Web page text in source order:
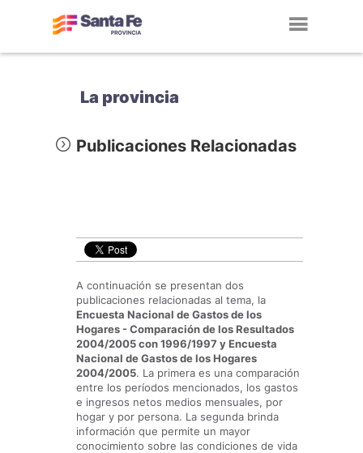
La provincia
Publicaciones Relacionadas
A continuación se presentan dos
publicaciones relacionadas al tema, la
Encuesta Nacional de Gastos de los
Hogares - Comparación de los Resultados
2004/2005 con 1996/1997 yEncuesta
Nacional de Gastos de los Hogares
2004/2005. La primera es una comparación
entre los períodos mencionados, los gastos
e ingresos netos medios mensuales, por
hogar y por persona. La segunda brinda
información que permite un mayor
conocimiento sobre las condiciones de vida